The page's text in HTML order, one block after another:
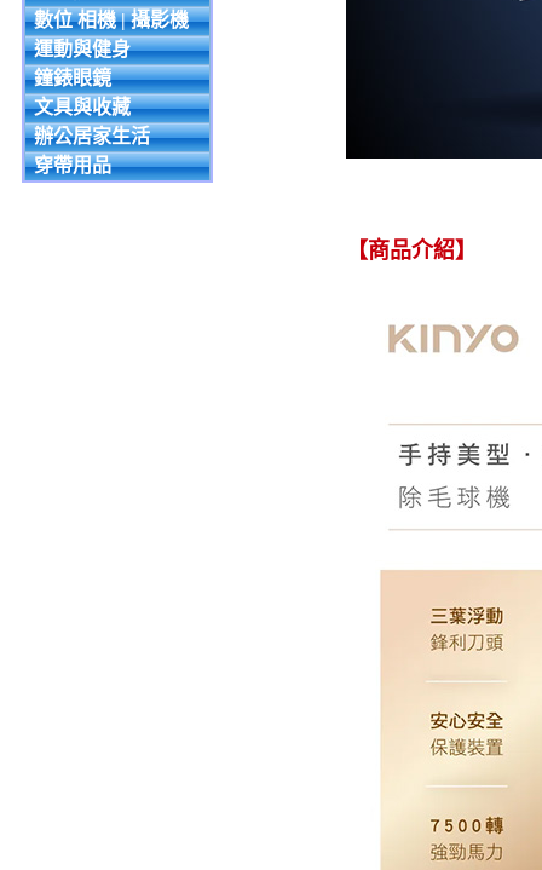
數位 相機 | 攝影機
運動與健身
鐘錶眼鏡
文具與收藏
辦公居家生活
穿帶用品
【商品介紹】